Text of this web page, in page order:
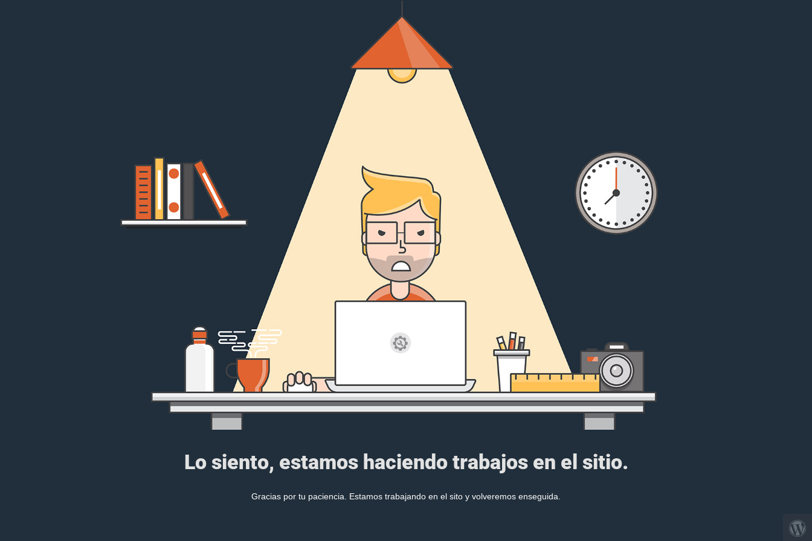
Lo siento, estamos haciendo trabajos en el sitio.
Gracias por tu paciencia. Estamos trabajando en el sito y volveremos enseguida.